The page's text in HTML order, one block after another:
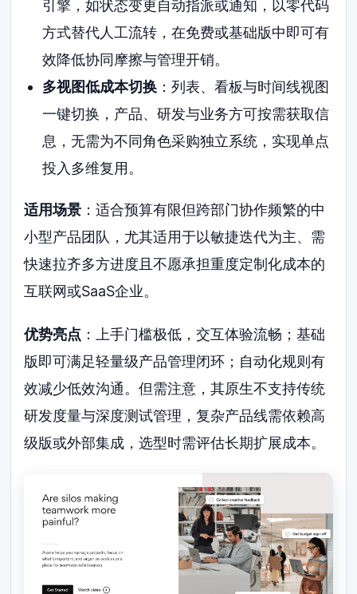
引擎，如状态变更自动指派或通知，以零代码
方式替代人工流转，在免费或基础版中即可有
效降低协同摩擦与管理开销。
多视图低成本切换：列表、看板与时间线视图
一键切换，产品、研发与业务方可按需获取信
息，无需为不同角色采购独立系统，实现单点
投入多维复用。
适用场景 ：适合预算有限但跨部门协作频繁的中
小型产品团队，尤其适用于以敏捷迭代为主、需
快速拉齐多方进度且不愿承担重度定制化成本的
互联网或SaaS企业。
优势亮点 ：上手门槛极低，交互体验流畅；基础
版即可满足轻量级产品管理闭环；自动化规则有
效减少低效沟通。但需注意，其原生不支持传统
研发度量与深度测试管理，复杂产品线需依赖高
级版或外部集成，选型时需评估长期扩展成本。